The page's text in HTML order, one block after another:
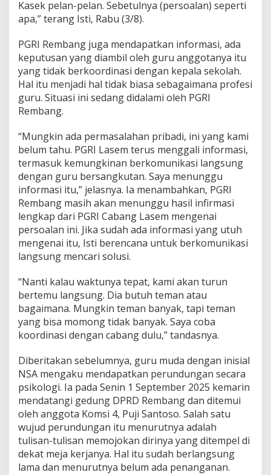
l
a
n
y
a
Kasek pelan-pelan. Sebetulnya (persoalan) seperti
apa,” terang Isti, Rabu (3/8).
PGRI Rembang juga mendapatkan informasi, ada
keputusan yang diambil oleh guru anggotanya itu
yang tidak berkoordinasi dengan kepala sekolah.
Hal itu menjadi hal tidak biasa sebagaimana profesi
guru. Situasi ini sedang didalami oleh PGRI
Rembang.
“Mungkin ada permasalahan pribadi, ini yang kami
belum tahu. PGRI Lasem terus menggali informasi,
termasuk kemungkinan berkomunikasi langsung
dengan guru bersangkutan. Saya menunggu
informasi itu,” jelasnya. Ia menambahkan, PGRI
Rembang masih akan menunggu hasil infirmasi
lengkap dari PGRI Cabang Lasem mengenai
persoalan ini. Jika sudah ada informasi yang utuh
mengenai itu, Isti berencana untuk berkomunikasi
langsung mencari solusi.
“Nanti kalau waktunya tepat, kami akan turun
bertemu langsung. Dia butuh teman atau
bagaimana. Mungkin teman banyak, tapi teman
yang bisa momong tidak banyak. Saya coba
koordinasi dengan cabang dulu,” tandasnya.
Diberitakan sebelumnya, guru muda dengan inisial
NSA mengaku mendapatkan perundungan secara
psikologi. Ia pada Senin 1 September 2025 kemarin
mendatangi gedung DPRD Rembang dan ditemui
oleh anggota Komsi 4, Puji Santoso. Salah satu
wujud perundungan itu menurutnya adalah
tulisan-tulisan memojokan dirinya yang ditempel di
dekat meja kerjanya. Hal itu sudah berlangsung
lama dan menurutnya belum ada penanganan.